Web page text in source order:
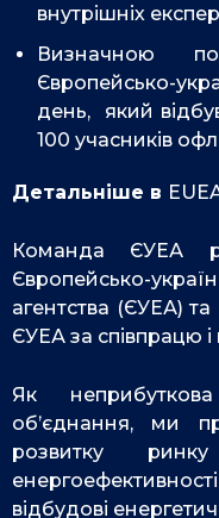
внутрішніх
Визначною
Європейсько-
день, який
100 учасників
Детальніше в
Команда ЄУЕА
Європейсько-
агентства (ЄУЕА)
ЄУЕА за співпрацю і
Як
об’єднання, ми
розвитку ринку
відбудові